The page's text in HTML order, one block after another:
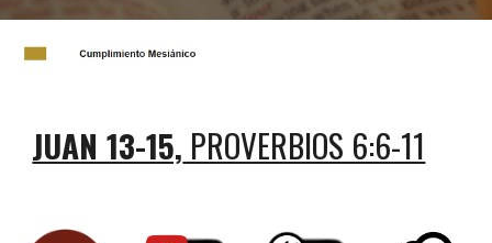
JUAN 13-15, PROVERBIOS 6:6-11